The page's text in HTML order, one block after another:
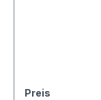
Preis